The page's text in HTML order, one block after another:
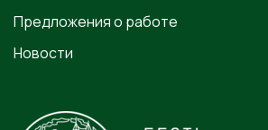
Предложения о работе
Новости